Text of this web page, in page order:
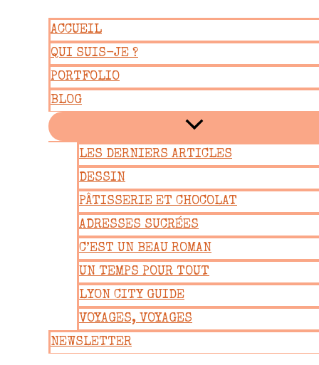
contenu
ACCUEIL
QUI SUIS-JE ?
PORTFOLIO
BLOG
LES DERNIERS ARTICLES
DESSIN
PÂTISSERIE ET CHOCOLAT
ADRESSES SUCRÉES
C’EST UN BEAU ROMAN
UN TEMPS POUR TOUT
LYON CITY GUIDE
VOYAGES, VOYAGES
NEWSLETTER